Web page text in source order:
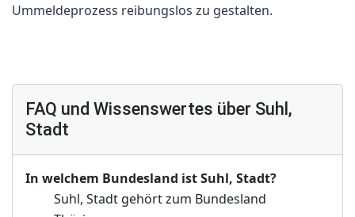
Ummeldeprozess reibungslos zu gestalten.
FAQ und Wissenswertes über Suhl,
Stadt
In welchem Bundesland ist Suhl, Stadt?
Suhl, Stadt gehört zum Bundesland